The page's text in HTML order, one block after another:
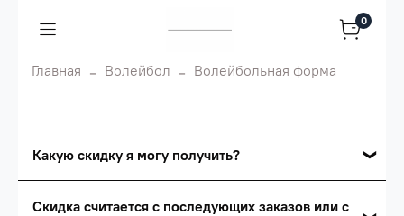
0
Главная Волейбол Волейбольная форма
Какую скидку я могу получить?
Скидка считается с последующих заказов или с